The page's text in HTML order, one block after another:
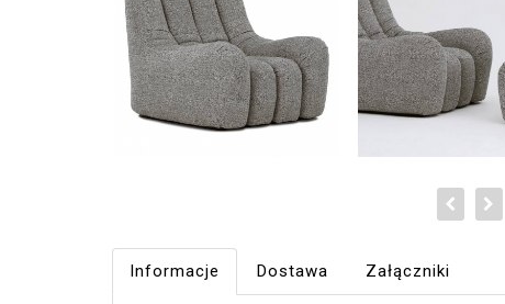
Informacje Dostawa Załączniki